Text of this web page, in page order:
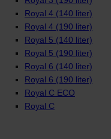
Royal 4 (140 liter)
Royal 4 (190 liter)
Royal 5 (140 liter)
Royal 5 (190 liter)
Royal 6 (140 liter)
Royal 6 (190 liter)
Royal C ECO
Royal C